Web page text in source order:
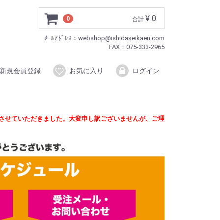
0 合計 ¥ 0
ﾒｰﾙｱﾄﾞﾚｽ：webshop@ishidaseikaen.com
FAX：075-333-2965
新規会員登録 お気に入り ログイン
ていただきました。大変申し訳ございませんが、ご理